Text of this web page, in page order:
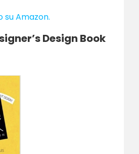
su Amazon.
Design Book